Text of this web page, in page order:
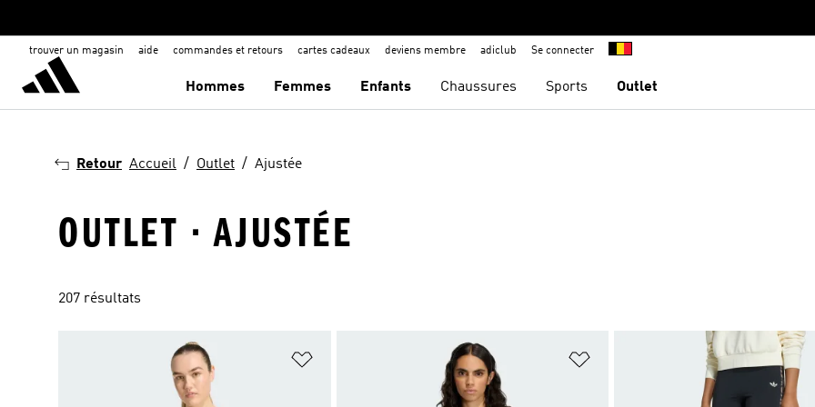
trouver un magasin aide commandes et retours cartes cadeaux deviens membre adiclub Se connecter
Hommes Femmes Enfants Chaussures Sports Outlet
Retour Accueil Outlet Ajustée
OUTLET · AJUSTÉE
207 résultats
Ajouter à la Liste de produits favoris Ajouter à la Liste de produits